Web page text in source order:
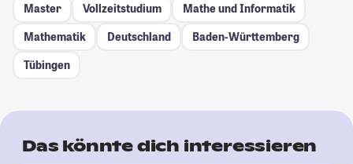
Master
Vollzeitstudium
Mathe und Informatik
Mathematik
Deutschland
Baden-Württemberg
Tübingen
Das könnte dich interessieren